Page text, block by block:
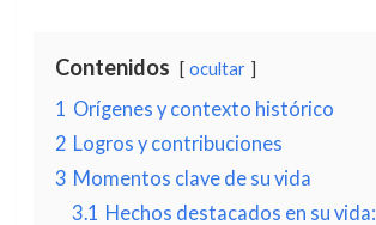
Contenidos ocultar
1 Orígenes y contexto histórico
2 Logros y contribuciones
3 Momentos clave de su vida
3.1 Hechos destacados en su vida: